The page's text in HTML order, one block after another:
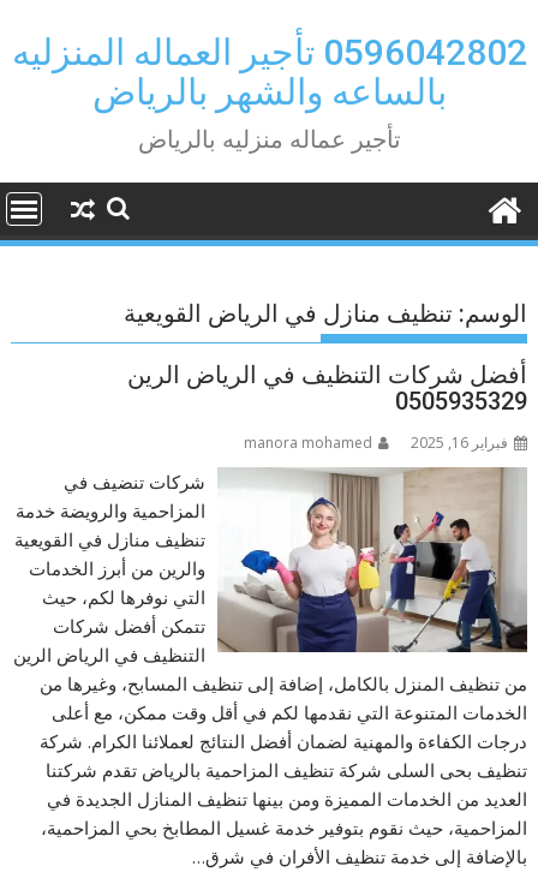
to
content
0596042802 تأجير العماله المنزليه
بالساعه والشهر بالرياض
تأجير عماله منزليه بالرياض
الوسم: تنظيف منازل في الرياض القويعية
أفضل شركات التنظيف في الرياض الرين
0505935329
فبراير 16, 2025 manora mohamed
شركات تنضيف في
المزاحمية والرويضة خدمة
تنظيف منازل في القويعية
والرين من أبرز الخدمات
التي نوفرها لكم، حيث
تتمكن أفضل شركات
التنظيف في الرياض الرين
من تنظيف المنزل بالكامل، إضافة إلى تنظيف المسابح، وغيرها من
الخدمات المتنوعة التي نقدمها لكم في أقل وقت ممكن، مع أعلى
درجات الكفاءة والمهنية لضمان أفضل النتائج لعملائنا الكرام. شركة
تنظيف بحى السلى شركة تنظيف المزاحمية بالرياض تقدم شركتنا
العديد من الخدمات المميزة ومن بينها تنظيف المنازل الجديدة في
المزاحمية، حيث نقوم بتوفير خدمة غسيل المطابخ بحي المزاحمية،
بالإضافة إلى خدمة تنظيف الأفران في شرق…